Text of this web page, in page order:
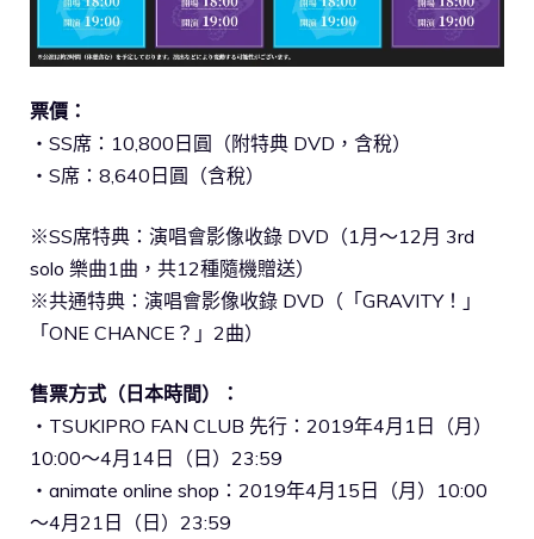
票價：
・SS席：10,800日圓（附特典 DVD，含稅）
・S席：8,640日圓（含稅）
※SS席特典：演唱會影像收錄 DVD（1月～12月 3rd
solo 樂曲1曲，共12種隨機贈送）
※共通特典：演唱會影像收錄 DVD（「GRAVITY！」
「ONE CHANCE？」2曲）
售票方式（日本時間）：
・TSUKIPRO FAN CLUB 先行：2019年4月1日（月）
10:00～4月14日（日）23:59
・animate online shop：2019年4月15日（月）10:00
～4月21日（日）23:59